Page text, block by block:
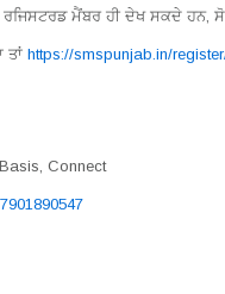
ਮੈਂਬਰ ਹੀ ਦੇਖ ਸਕਦੇ ਹਨ, ਸੋ
ਤਾਂ https://smspunjab.in/
Connect